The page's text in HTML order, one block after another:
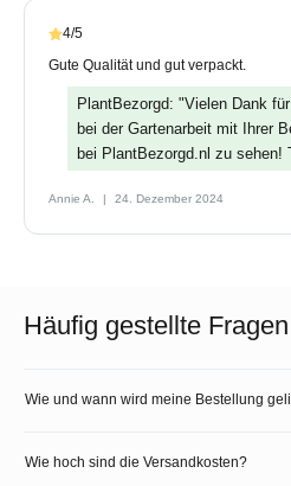
4/5
Gute Qualität und gut verpackt.
PlantBezorgd: "Vielen Dank
bei der Gartenarbeit mit Ihrer
bei PlantBezorgd.nl zu sehen!
Annie A. 24. Dezember 2024
Häufig gestellte Fragen
Wie und wann wird meine Bestellung
Wie hoch sind die Versandkosten?